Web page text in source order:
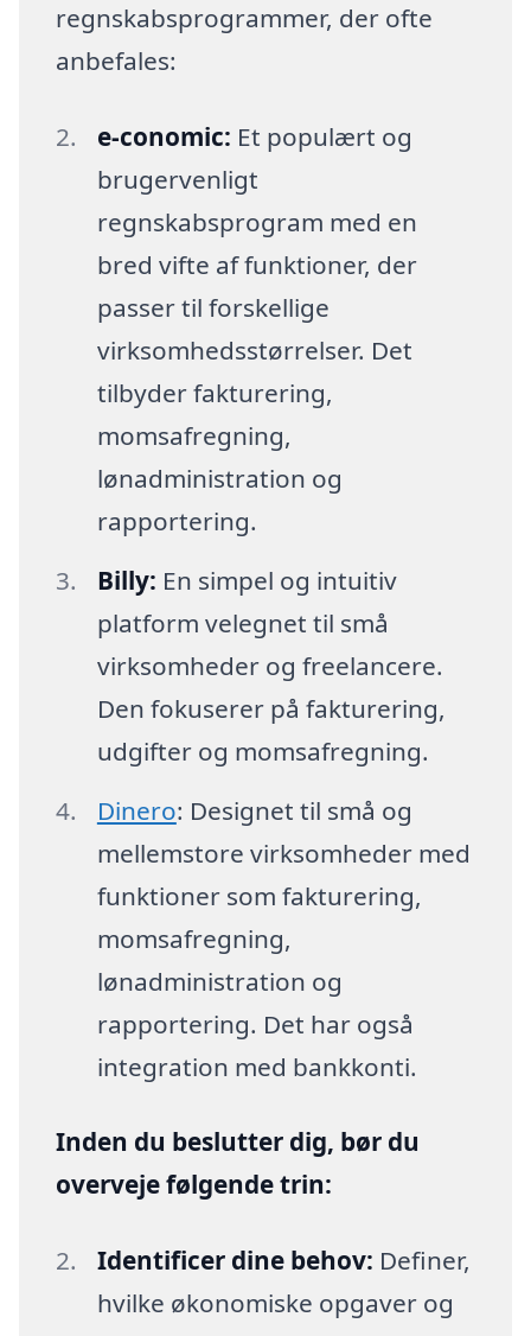
regnskabsprogrammer, der ofte
anbefales:
e-conomic: Et populært og
brugervenligt
regnskabsprogram med en
bred vifte af funktioner, der
passer til forskellige
virksomhedsstørrelser. Det
tilbyder fakturering,
momsafregning,
lønadministration og
rapportering.
Billy: En simpel og intuitiv
platform velegnet til små
virksomheder og freelancere.
Den fokuserer på fakturering,
udgifter og momsafregning.
Dinero: Designet til små og
mellemstore virksomheder med
funktioner som fakturering,
momsafregning,
lønadministration og
rapportering. Det har også
integration med bankkonti.
Inden du beslutter dig, bør du
overveje følgende trin:
Identificer dine behov: Definer,
hvilke økonomiske opgaver og